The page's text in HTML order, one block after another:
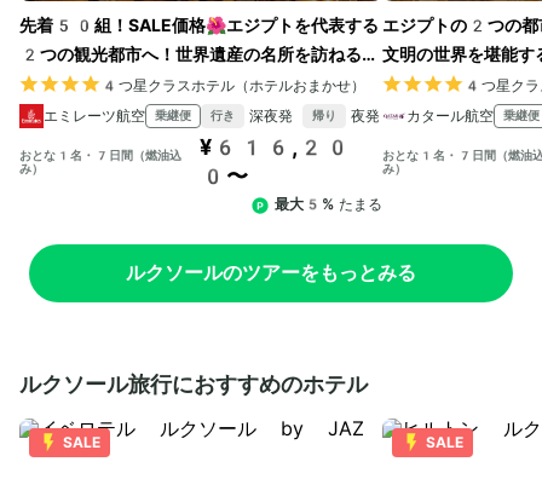
先着50組！SALE価格🌺エジプトを代表する
2つの観光都市へ！世界遺産の名所を訪ねる周
遊旅プラン 4つ星クラスホテル（ホテルおまかせ）
エミレーツ航空
乗継便 行き 深夜発 帰り 夜発
おとな1名・7日間（燃油込
み）
¥616,20
0〜
最大5% たまる
エジプトの2つの都
文明の世界を堪能す
4つ星クラ
カタール航空
乗継便
おとな1名・7日間（燃油
み）
ルクソールのツアーをもっとみる
ルクソール旅行におすすめのホテル
SALE SALE